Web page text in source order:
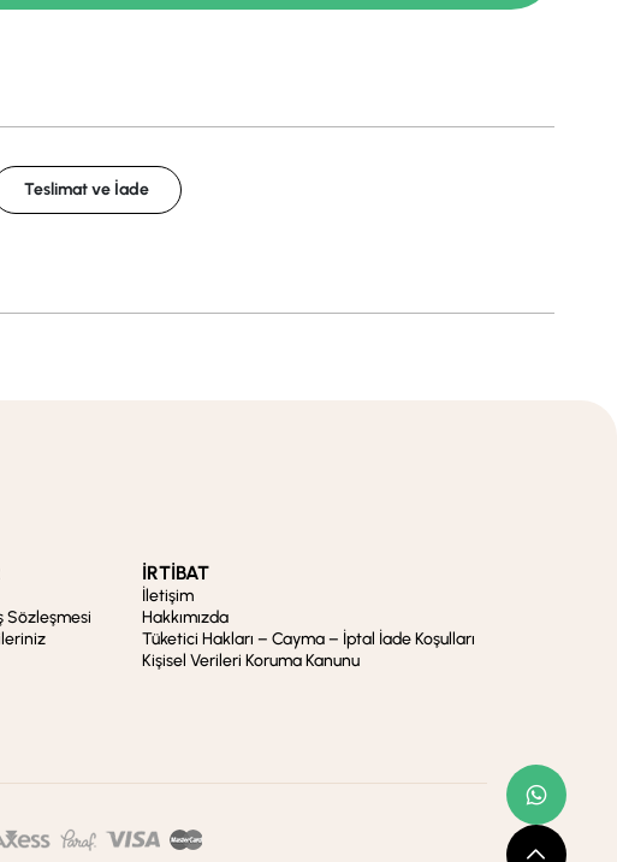
Teslimat ve İade
Sözleşmesi
İRTİBAT
İletişim
Hakkımızda
Tüketici Hakları – Cayma – İptal İade Koşulları
Kişisel Verileri Koruma Kanunu